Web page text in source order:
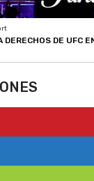
DE UFC